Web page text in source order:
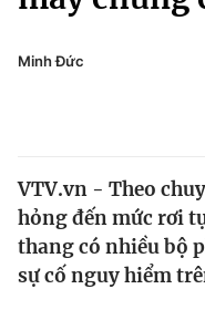
Chính trị
Y tế
Thế giới
Văn hóa - Giải trí
Giáo dục
Minh Đức
VTV.vn - Theo
hỏng đến mức rơi
thang có nhiều bộ
sự cố nguy hiểm